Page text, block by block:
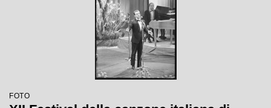
FOTO